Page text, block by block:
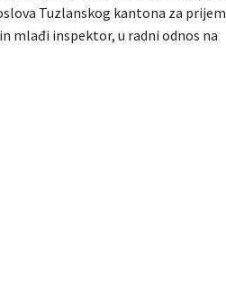
Tuzlanskog kantona za prijem
mlađi inspektor, u radni odnos na